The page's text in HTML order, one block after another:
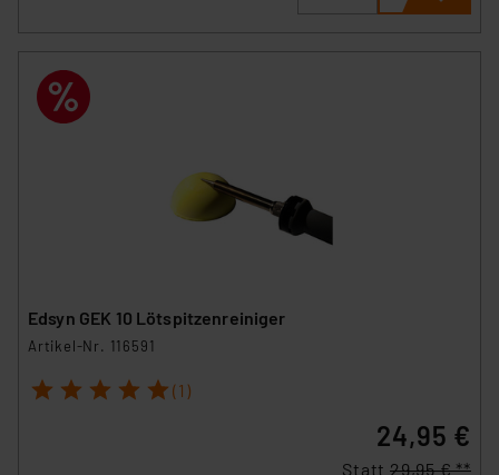
Edsyn GEK 10 Lötspitzenreiniger
Artikel-Nr. 116591
1 2 3 4 5 (1)
24,95 €
Statt 29,95 € **